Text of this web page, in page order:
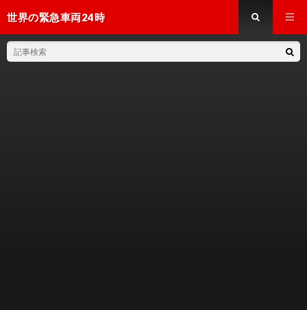
世界の緊急車両24時